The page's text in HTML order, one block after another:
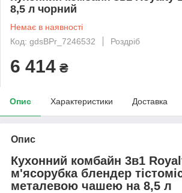
8,5 л чорний
Немає в наявності
Код: gdsBPr_7246532
Роздріб
6 414 ₴
Опис Характеристики Доставка
Опис
Кухонний комбайн 3в1
м'ясорубка блендер
металевою чашею на 8,5 л